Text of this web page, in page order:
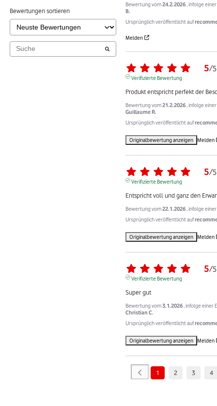
Bewertungen sortieren
Bewertung vom24.2.2026 , infolge
B.
Ursprünglich veröffentlicht auf
Melden
5/5
Verifizierte Bewertung
Produkt entspricht perfekt der
Bewertung vom21.2.2026 , infolge
Guillaume R.
Ursprünglich veröffentlicht auf
Originalbewertung anzeigen Melden
5/5
Verifizierte Bewertung
Entspricht voll und ganz den
Bewertung vom22.1.2026 , infolge
Ursprünglich veröffentlicht auf
Originalbewertung anzeigen Melden
5/5
Verifizierte Bewertung
Super gut
Bewertung vom3.1.2026 , infolge einer
Christian C.
Ursprünglich veröffentlicht auf
Originalbewertung anzeigen Melden
1 2 3 4